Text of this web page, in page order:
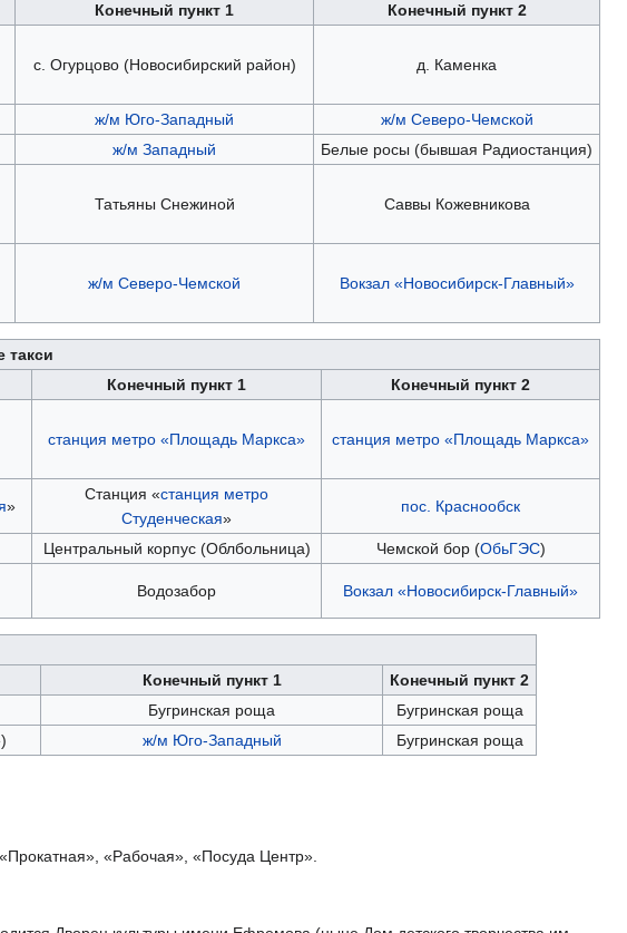
Конечный пункт 1 Конечный пункт 2
с. Огурцово (Новосибирский район) д. Каменка
ж/м Юго-Западный
ж/м Северо-Чемской
ж/м Западный Белые росы (бывшая Радиостанция)
Татьяны Снежиной Саввы Кожевникова
ж/м Северо-Чемской Вокзал «Новосибирск-Главный»
такси
Конечный пункт 1
Конечный пункт 2
станция метро «Площадь Маркса» станция метро «Площадь Маркса»
»
Станция «станция метро
Студенческая»
пос. Краснообск
Центральный корпус (Облбольница) Чемской бор (ОбьГЭС)
Водозабор Вокзал «Новосибирск-Главный»
Конечный пункт 1
Конечный пункт 2
Бугринская роща
Бугринская роща
ж/м Юго-Западный Бугринская роща
«Рабочая», «Посуда Центр».